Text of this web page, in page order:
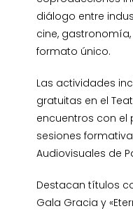
diálogo entre
cine,
formato único.
Las actividades
gratuitas en el
encuentros con el
sesiones
Audiovisuales de
Destacan títulos
Gala Gracia y